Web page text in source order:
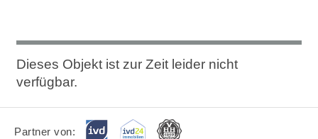
Dieses Objekt ist zur Zeit leider nicht
verfügbar.
Partner von: